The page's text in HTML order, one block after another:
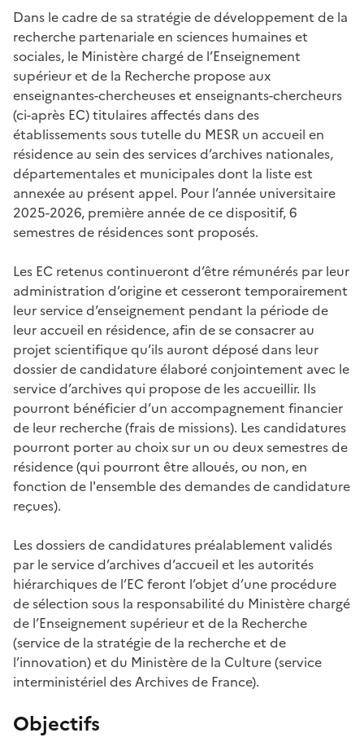
Dans le cadre de sa stratégie de développement de la
recherche partenariale en sciences humaines et
sociales, le Ministère chargé de l’Enseignement
supérieur et de la Recherche propose aux
enseignantes-chercheuses et enseignants-chercheurs
(ci-après EC) titulaires affectés dans des
établissements sous tutelle du MESR un accueil en
résidence au sein des services d’archives nationales,
départementales et municipales dont la liste est
annexée au présent appel. Pour l’année universitaire
2025-2026, première année de ce dispositif, 6
semestres de résidences sont proposés.
Les EC retenus continueront d’être rémunérés par leur
administration d’origine et cesseront temporairement
leur service d’enseignement pendant la période de
leur accueil en résidence, afin de se consacrer au
projet scientifique qu’ils auront déposé dans leur
dossier de candidature élaboré conjointement avec le
service d’archives qui propose de les accueillir. Ils
pourront bénéficier d’un accompagnement financier
de leur recherche (frais de missions). Les candidatures
pourront porter au choix sur un ou deux semestres de
résidence (qui pourront être alloués, ou non, en
fonction de l'ensemble des demandes de candidature
reçues).
Les dossiers de candidatures préalablement validés
par le service d’archives d’accueil et les autorités
hiérarchiques de l’EC feront l’objet d’une procédure
de sélection sous la responsabilité du Ministère chargé
de l’Enseignement supérieur et de la Recherche
(service de la stratégie de la recherche et de
l’innovation) et du Ministère de la Culture (service
interministériel des Archives de France).
Objectifs